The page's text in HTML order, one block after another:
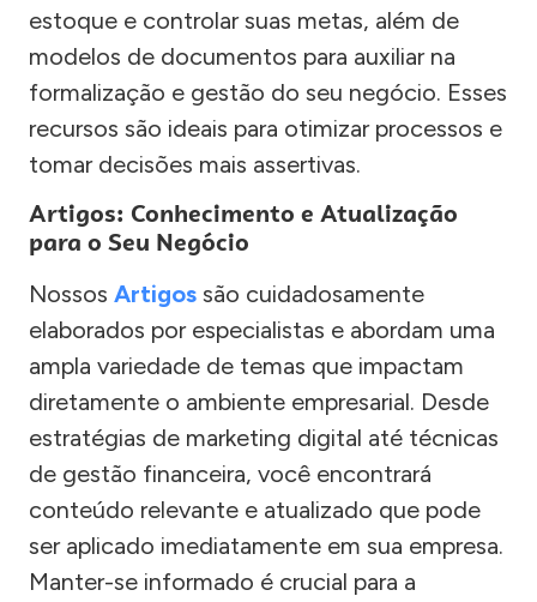
estoque e controlar suas metas, além de
modelos de documentos para auxiliar na
formalização e gestão do seu negócio. Esses
recursos são ideais para otimizar processos e
tomar decisões mais assertivas.
Artigos: Conhecimento e Atualização
para o Seu Negócio
Nossos Artigos são cuidadosamente
elaborados por especialistas e abordam uma
ampla variedade de temas que impactam
diretamente o ambiente empresarial. Desde
estratégias de marketing digital até técnicas
de gestão financeira, você encontrará
conteúdo relevante e atualizado que pode
ser aplicado imediatamente em sua empresa.
Manter-se informado é crucial para a